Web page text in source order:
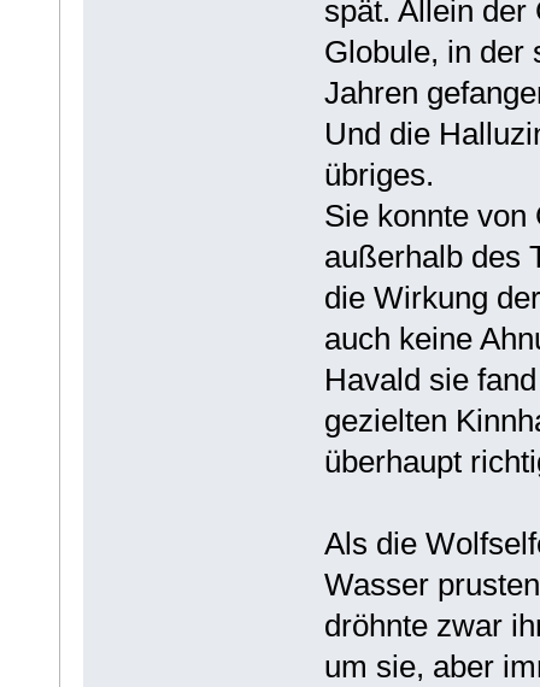
spät. Allein der
Globule, in der
Jahren
Und die
übriges.
Sie konnte von
außerhalb des
die Wirkung
auch keine
Havald sie
gezielten
überhaupt
Als die
Wasser
dröhnte zwar
um sie, aber